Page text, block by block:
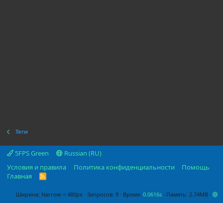
Теги
5FPS Green
Russian (RU)
Условия и правила
Политика конфиденциальности
Помощь
Главная
R
Ширина Запросов 9 Время 0.0616s Память 2.74MB